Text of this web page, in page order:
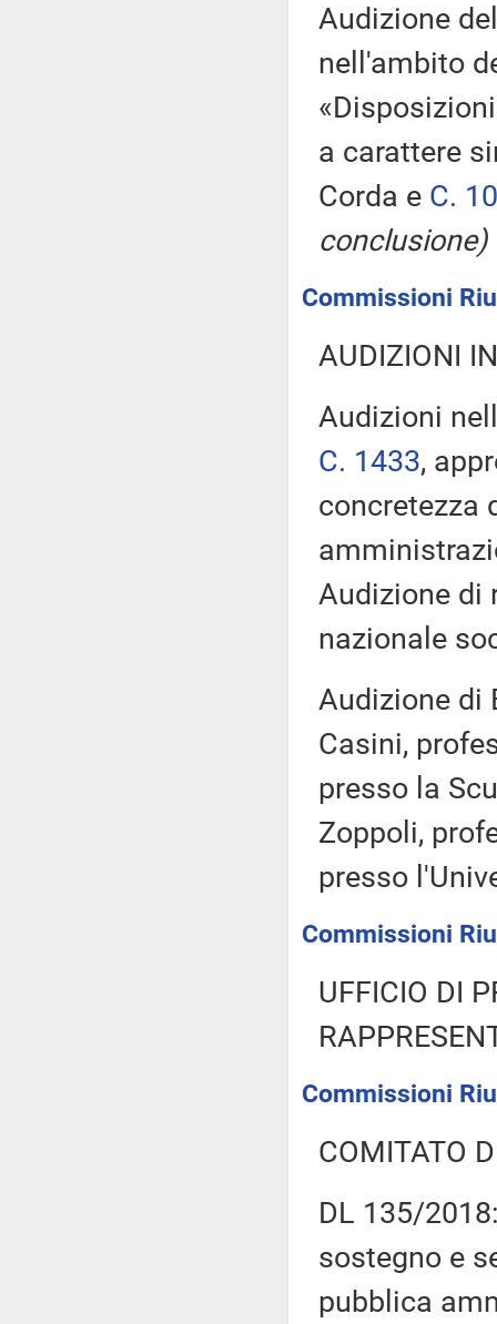
Audizione
nell'ambito
a carattere
Corda e C.
conclusione)
Commissioni
AUDIZIONI
Audizioni
C. 1433,
concretezza
Audizione di
nazionale
Audizione di
Casini,
presso la
Zoppoli,
presso
Commissioni
UFFICIO DI
Commissioni
COMITATO
DL 135/
sostegno e
pubblica